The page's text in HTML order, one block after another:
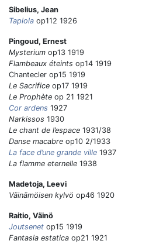
Sibelius, Jean
Tapiola op112 1926
Pingoud, Ernest
Mysterium op13 1919
Flambeaux éteints op14 1919
Chantecler op15 1919
Le Sacrifice op17 1919
Le Prophète op 21 1921
Cor ardens 1927
Narkissos 1930
Le chant de l’espace 1931/38
Danse macabre op10 2/1933
La face d’une grande ville 1937
La flamme eternelle 1938
Madetoja, Leevi
Väinämöisen kylvö op46 1920
Raitio, Väinö
Joutsenet op15 1919
Fantasia estatica op21 1921